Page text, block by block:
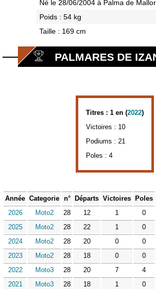
Né le 28/06/2004 à Palma de
Poids : 54 kg
Taille : 169 cm
PALMARES DE
Titres : 1 en (2022)
Victoires : 10
Podiums : 21
Poles : 4
Année Categorie n° Départs Victoires Poles
2026
Moto2 28 12 1 0
2025
Moto2 28 22 1 0
2024
Moto2 28 20 0 0
2023
Moto2 28 18 0 0
2022
Moto3 28 20 7 4
2021
Moto3 28 18 1 0